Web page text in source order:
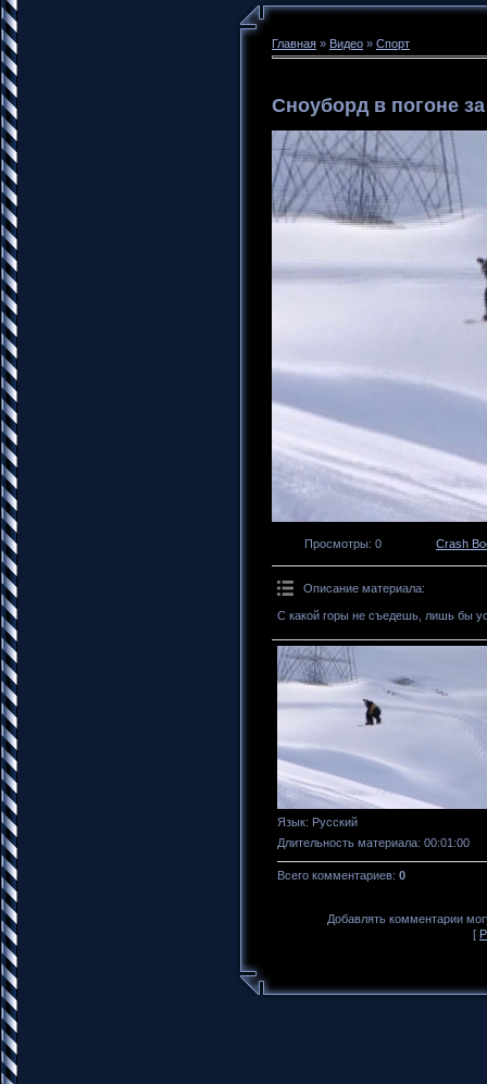
Главная » Видео » Спорт
Сноуборд в погоне
Просмотры: 0 Crash
Описание материала:
С какой горы не съедешь, лишь бы
Язык: Русский
Длительность материала: 00:01:00
Всего комментариев: 0
Добавлять комментарии
[